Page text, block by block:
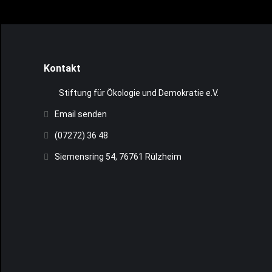
Kontakt
Stiftung für Ökologie und Demokratie e.V.
Email senden
(07272) 36 48
Siemensring 54, 76761 Rülzheim